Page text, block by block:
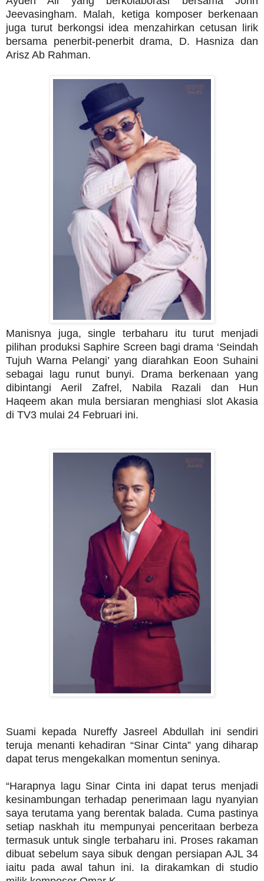
Jeevasingham. Malah, ketiga komposer berkenaan
juga turut berkongsi idea menzahirkan cetusan lirik
bersama penerbit-penerbit drama, D. Hasniza dan
Arisz Ab Rahman.
Manisnya juga, single terbaharu itu turut menjadi
pilihan produksi Saphire Screen bagi drama ‘Seindah
Tujuh Warna Pelangi’ yang diarahkan Eoon Suhaini
sebagai lagu runut bunyi. Drama berkenaan yang
dibintangi Aeril Zafrel, Nabila Razali dan Hun
Haqeem akan mula bersiaran menghiasi slot Akasia
di TV3 mulai 24 Februari ini.
Suami kepada Nureffy Jasreel Abdullah ini sendiri
teruja menanti kehadiran “Sinar Cinta” yang diharap
dapat terus mengekalkan momentun seninya.
“Harapnya lagu Sinar Cinta ini dapat terus menjadi
kesinambungan terhadap penerimaan lagu nyanyian
saya terutama yang berentak balada. Cuma pastinya
setiap naskhah itu mempunyai penceritaan berbeza
termasuk untuk single terbaharu ini. Proses rakaman
dibuat sebelum saya sibuk dengan persiapan AJL 34
iaitu pada awal tahun ini. Ia dirakamkan di studio